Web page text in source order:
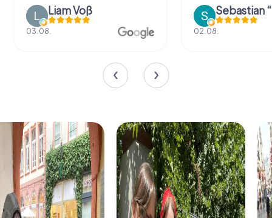
Liam Voß
03.08. 02.08.